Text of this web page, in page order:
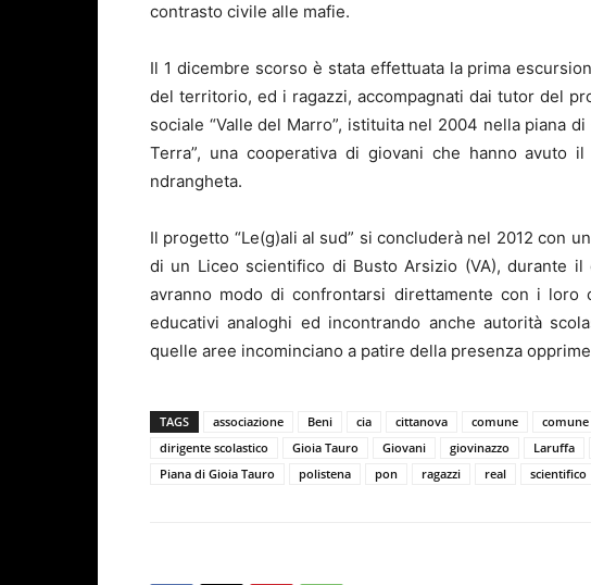
contrasto civile alle mafie.
Il 1 dicembre scorso è stata effettuata la prima
del territorio, ed i ragazzi, accompagnati dai tutor del
sociale “Valle del Marro”, istituita nel 2004 nella piana
Terra”, una cooperativa di giovani che hanno avuto
ndrangheta.
Il progetto “Le(g)ali al sud” si concluderà nel 2012 con
di un Liceo scientifico di Busto Arsizio (VA), durante
avranno modo di confrontarsi direttamente con i
educativi analoghi ed incontrando anche autorità
quelle aree incominciano a patire della presenza
TAGS associazione Beni cia cittanova comune
dirigente scolastico
Gioia Tauro Giovani giovinazzo Laruffa
Piana di Gioia Tauro
polistena pon ragazzi real scientifico